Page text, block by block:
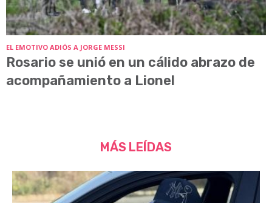
EL EMOTIVO ADIÓS A JORGE MESSI
Rosario se unió en un cálido abrazo de
acompañamiento a Lionel
MÁS LEÍDAS